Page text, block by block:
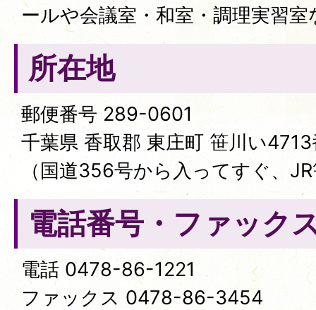
ールや会議室・和室・調理実習
所在地
郵便番号 289-0601
千葉県 香取郡 東庄町 笹川い4713
（国道356号から入ってすぐ、
電話番号・ファック
電話 0478-86-1221
ファックス 0478-86-3454